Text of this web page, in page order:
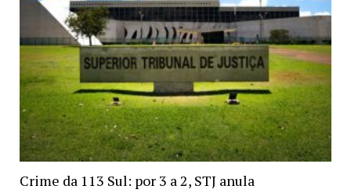
Crime da 113 Sul: por 3 a 2, STJ anula